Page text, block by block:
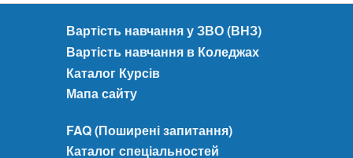
Вартість навчання у ЗВО (ВНЗ)
Вартість навчання в Коледжах
Каталог Курсів
Мапа сайту
FAQ (Поширені запитання)
Каталог спеціальностей